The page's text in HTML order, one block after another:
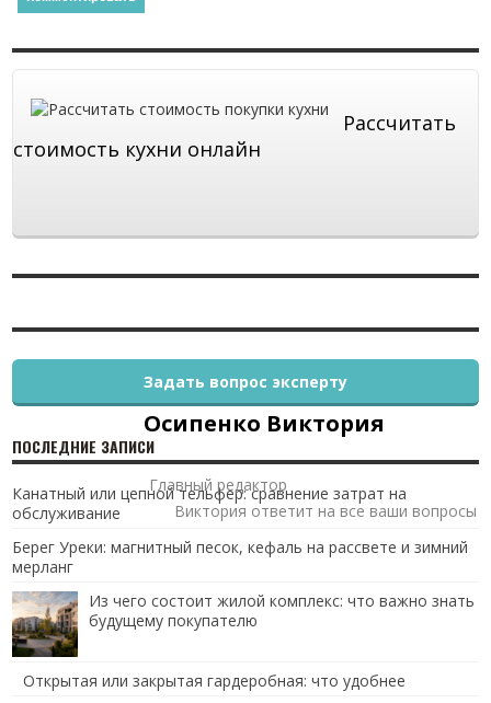
Рассчитать
стоимость кухни онлайн
Осипенко Виктория
Главный редактор
Виктория ответит на все ваши вопросы
Задать вопрос эксперту
ПОСЛЕДНИЕ ЗАПИСИ
Канатный или цепной тельфер: сравнение затрат на
обслуживание
Берег Уреки: магнитный песок, кефаль на рассвете и зимний
мерланг
Из чего состоит жилой комплекс: что важно знать
будущему покупателю
Открытая или закрытая гардеробная: что удобнее